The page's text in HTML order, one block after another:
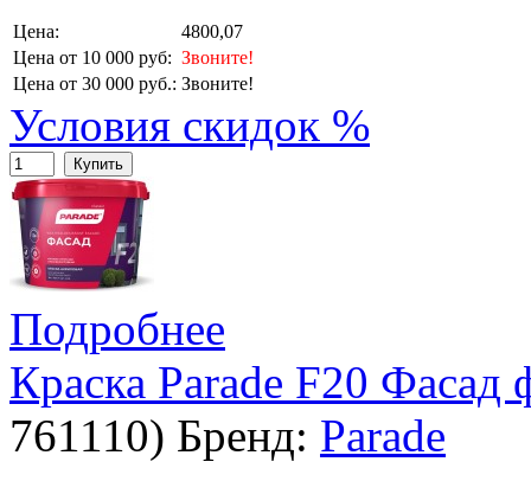
Цена:
4800,07
Цена от 10 000 руб: Звоните!
Цена от 30 000 руб.: Звоните!
Условия скидок %
Купить
Подробнее
Краска Parade F20 Фасад
761110) Бренд: Parade